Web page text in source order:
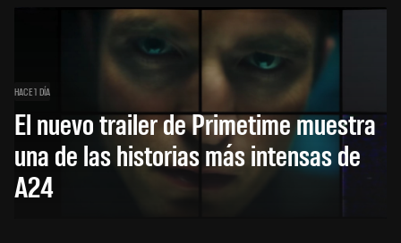
HACE 1 DÍA
El nuevo trailer de Primetime muestra
una de las historias más intensas de
A24